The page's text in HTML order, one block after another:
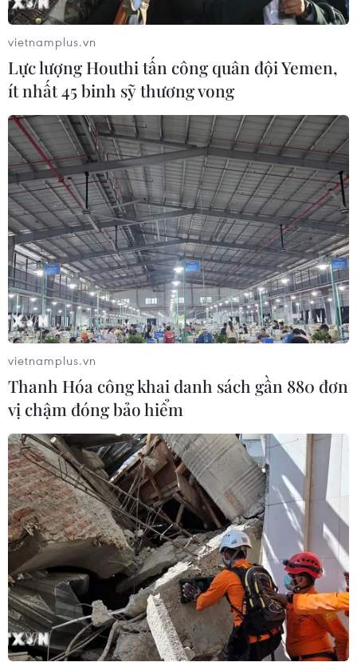
vietnamplus.vn
Lực lượng Houthi tấn công quân đội Yemen,
ít nhất 45 binh sỹ thương vong
vietnamplus.vn
Thanh Hóa công khai danh sách gần 880 đơn
vị chậm đóng bảo hiểm